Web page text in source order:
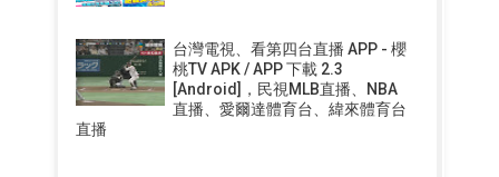
台灣電視、看第四台直播 APP - 櫻
桃TV APK / APP 下載 2.3
[Android]，民視MLB直播、NBA
直播、愛爾達體育台、緯來體育台
直播